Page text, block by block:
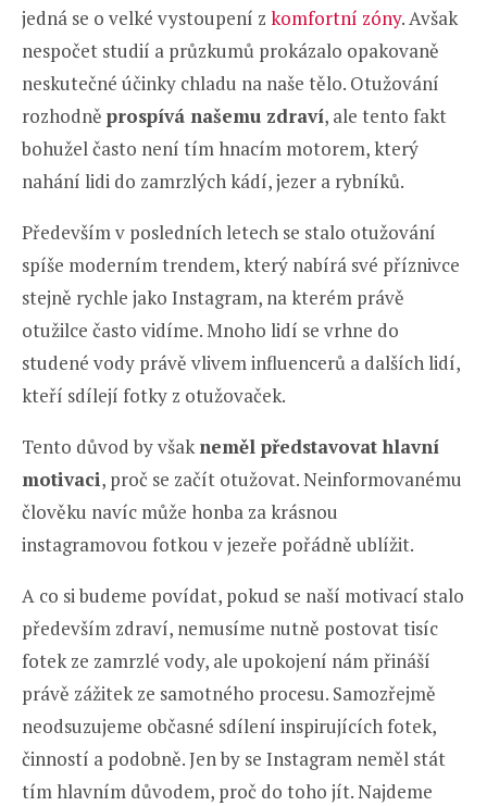
jedná se o velké vystoupení z komfortní zóny. Avšak
nespočet studií a průzkumů prokázalo opakovaně
neskutečné účinky chladu na naše tělo. Otužování
rozhodně prospívá našemu zdraví, ale tento fakt
bohužel často není tím hnacím motorem, který
nahání lidi do zamrzlých kádí, jezer a rybníků.
Především v posledních letech se stalo otužování
spíše moderním trendem, který nabírá své příznivce
stejně rychle jako Instagram, na kterém právě
otužilce často vidíme. Mnoho lidí se vrhne do
studené vody právě vlivem influencerů a dalších lidí,
kteří sdílejí fotky z otužovaček.
Tento důvod by všakneměl představovat hlavní
motivaci, proč se začít otužovat. Neinformovanému
člověku navíc může honba za krásnou
instagramovou fotkou v jezeře pořádně ublížit.
A co si budeme povídat, pokud se naší motivací stalo
především zdraví, nemusíme nutně postovat tisíc
fotek ze zamrzlé vody, ale upokojení nám přináší
právě zážitek ze samotného procesu. Samozřejmě
neodsuzujeme občasné sdílení inspirujících fotek,
činností a podobně. Jen by se Instagram neměl stát
tím hlavním důvodem, proč do toho jít. Najdeme